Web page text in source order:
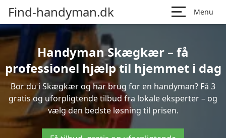
Find-handyman.dk Menu
Handyman Skægkær – få
professionel hjælp til hjemmet i dag
Bor du i Skægkær og har brug for en handyman? Få 3
gratis og uforpligtende tilbud fra lokale eksperter – og
vælg den bedste løsning til prisen.